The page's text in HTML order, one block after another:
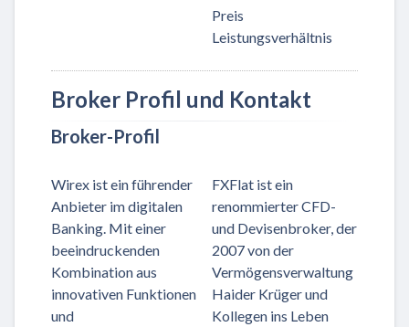
Broker Profil und Kontakt
Broker-Profil
Wirex ist ein führender
Anbieter im digitalen
Banking. Mit einer
beeindruckenden
Kombination aus
innovativen Funktionen
und
FXFlat ist ein
renommierter CFD-
und Devisenbroker, der
2007 von der
Vermögensverwaltung
Haider Krüger und
Kollegen ins Leben